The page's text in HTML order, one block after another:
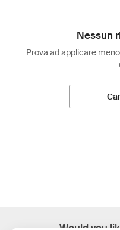
Nessun
Prova ad applicare